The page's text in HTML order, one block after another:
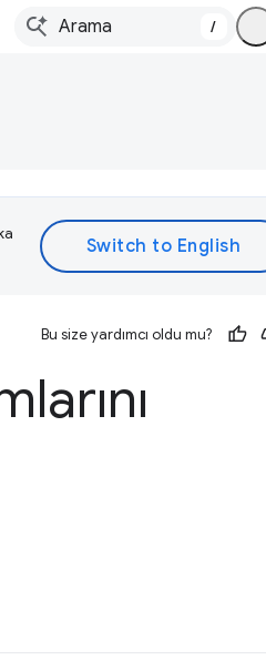
/
Bu size yardımcı oldu mu?